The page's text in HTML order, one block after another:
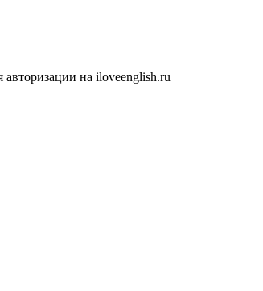
на iloveenglish.ru